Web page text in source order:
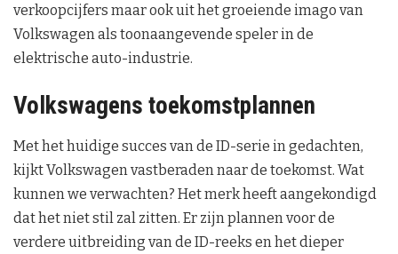
verkoopcijfers maar ook uit het groeiende imago van
Volkswagen als toonaangevende speler in de
elektrische auto-industrie.
Volkswagens toekomstplannen
Met het huidige succes van de ID-serie in gedachten,
kijkt Volkswagen vastberaden naar de toekomst. Wat
kunnen we verwachten? Het merk heeft aangekondigd
dat het niet stil zal zitten. Er zijn plannen voor de
verdere uitbreiding van de ID-reeks en het dieper